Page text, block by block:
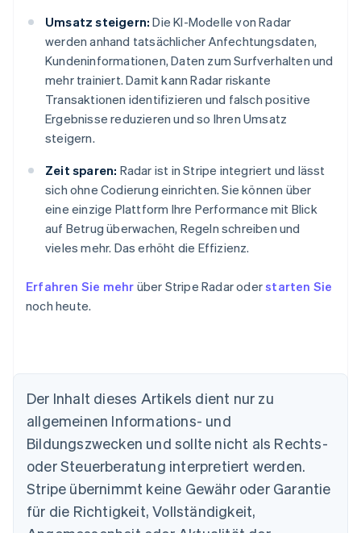
Umsatz steigern: Die KI-Modelle von Radar
werden anhand tatsächlicher Anfechtungsdaten,
Kundeninformationen, Daten zum Surfverhalten und
mehr trainiert. Damit kann Radar riskante
Transaktionen identifizieren und falsch positive
Ergebnisse reduzieren und so Ihren Umsatz
steigern.
Zeit sparen: Radar ist in Stripe integriert und lässt
sich ohne Codierung einrichten. Sie können über
eine einzige Plattform Ihre Performance mit Blick
auf Betrug überwachen, Regeln schreiben und
vieles mehr. Das erhöht die Effizienz.
Erfahren Sie mehr über Stripe Radar oderstarten Sie
noch heute.
Der Inhalt dieses Artikels dient nur zu
allgemeinen Informations- und
Bildungszwecken und sollte nicht als Rechts-
oder Steuerberatung interpretiert werden.
Stripe übernimmt keine Gewähr oder Garantie
für die Richtigkeit, Vollständigkeit,
Australien
English
Nederlands FrançaisDeutschEnglish
Brasilien
English